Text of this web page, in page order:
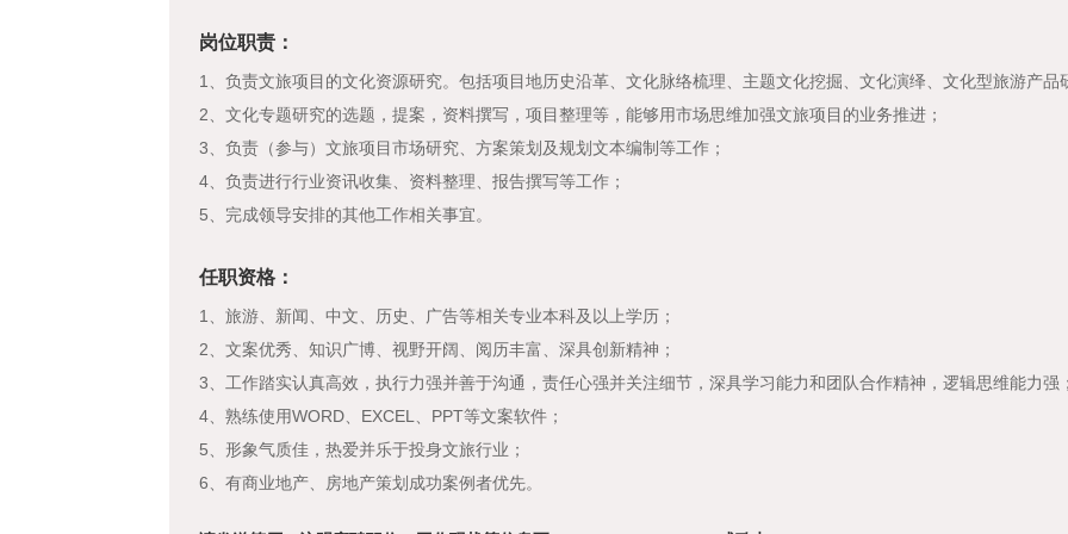
岗位职责：
1、负责文旅项目的文化资源研究。包括项目地历史沿革、文化脉络梳理、主题文化挖掘、文化演绎、文化型旅游产品
2、文化专题研究的选题，提案，资料撰写，项目整理等，能够用市场思维加强文旅项目的业务推进；
3、负责（参与）文旅项目市场研究、方案策划及规划文本编制等工作；
4、负责进行行业资讯收集、资料整理、报告撰写等工作；
5、完成领导安排的其他工作相关事宜。
任职资格：
1、旅游、新闻、中文、历史、广告等相关专业本科及以上学历；
2、文案优秀、知识广博、视野开阔、阅历丰富、深具创新精神；
3、工作踏实认真高效，执行力强并善于沟通，责任心强并关注细节，深具学习能力和团队合作精神，逻辑思维能力强；
4、熟练使用WORD、EXCEL、PPT等文案软件；
5、形象气质佳，热爱并乐于投身文旅行业；
6、有商业地产、房地产策划成功案例者优先。